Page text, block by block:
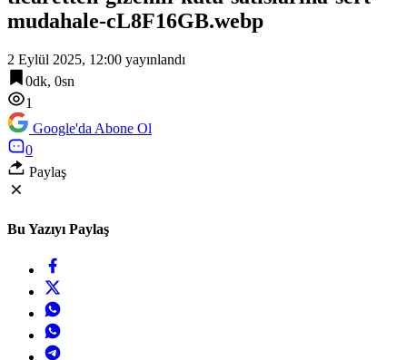
mudahale-cL8F16GB.webp
2 Eylül 2025, 12:00 yayınlandı
0dk, 0sn
1
Google'da Abone Ol
0
Paylaş
Bu Yazıyı Paylaş